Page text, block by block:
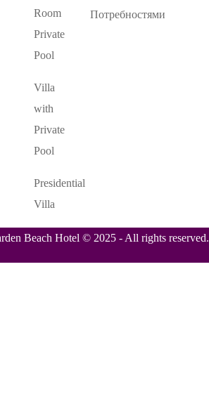
Room
Private
Pool
Villa
with
Private
Pool
Presidential
Villa
Потребностями
Beach Hotel © 2025 - All rights reserved.